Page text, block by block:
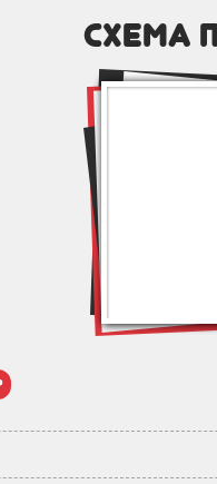
схема